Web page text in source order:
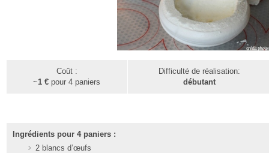
Coût :
~1 € pour 4 paniers
Difficulté de réalisation:
débutant
Ingrédients pour 4 paniers :
2 blancs d’œufs